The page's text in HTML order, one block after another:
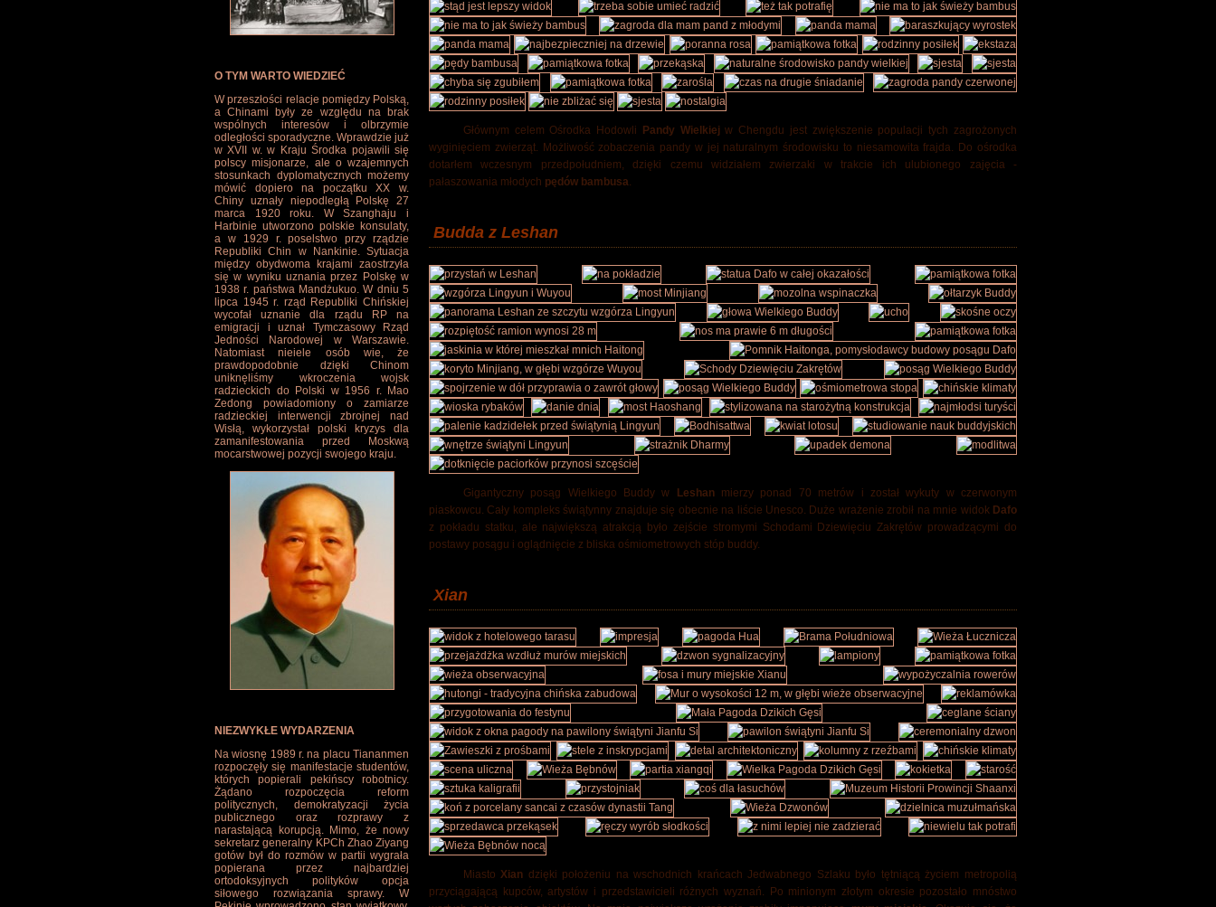
O TYM WARTO WIEDZIEĆ
W przeszłości relacje pomiędzy Polską,
a Chinami były ze względu na brak
wspólnych interesów i olbrzymie
odległości sporadyczne. Wprawdzie już
w XVII w. w Kraju Środka pojawili się
polscy misjonarze, ale o wzajemnych
stosunkach dyplomatycznych możemy
mówić dopiero na początku XX w.
Chiny uznały niepodległą Polskę 27
marca 1920 roku. W Szanghaju i
Harbinie utworzono polskie konsulaty,
a w 1929 r. poselstwo przy rządzie
Republiki Chin w Nankinie. Sytuacja
między obydwoma krajami zaostrzyła
się w wyniku uznania przez Polskę w
1938 r. państwa Mandżukuo. W dniu 5
lipca 1945 r. rząd Republiki Chińskiej
wycofał uznanie dla rządu RP na
emigracji i uznał Tymczasowy Rząd
Jedności Narodowej w Warszawie.
Natomiast nieiele osób wie, że
prawdopodobnie dzięki Chinom
uniknęliśmy wkroczenia wojsk
radzieckich do Polski w 1956 r. Mao
Zedong powiadomiony o zamiarze
radzieckiej interwencji zbrojnej nad
Wisłą, wykorzystał polski kryzys dla
zamanifestowania przed Moskwą
mocarstwowej pozycji swojego kraju.
NIEZWYKŁE WYDARZENIA
Na wiosnę 1989 r. na placu Tiananmen
rozpoczęły się manifestacje studentów,
których popierali pekińscy robotnicy.
Żądano rozpoczęcia reform
politycznych, demokratyzacji życia
publicznego oraz rozprawy z
narastającą korupcją. Mimo, że nowy
sekretarz generalny KPCh Zhao Ziyang
gotów był do rozmów w partii wygrała
popierana przez najbardziej
ortodoksyjnych polityków opcja
siłowego rozwiązania sprawy. W
Głównym celem Ośrodka Hodowli Pandy Wielkiej w Chengdu jest zwiększenie populacji tych zagrożonych
wyginięciem zwierząt. Możliwość zobaczenia pandy w jej naturalnym środowisku to niesamowita frajda. Do ośrodka
dotarłem wczesnym przedpołudniem, dzięki czemu widziałem zwierzaki w trakcie ich ulubionego zajęcia -
pałaszowania młodych pędów bambusa.
Budda z Leshan
Gigantyczny posąg Wielkiego Buddy w Leshanmierzy ponad 70 metrów i został wykuty w czerwonym
piaskowcu. Cały kompleks świątynny znajduje się obecnie na liście Unesco. Duże wrażenie zrobił na mnie widok Dafo
z pokładu statku, ale największą atrakcją było zejście stromymi Schodami Dziewięciu Zakrętów prowadzącymi do
postawy posągu i oglądnięcie z bliska ośmiometrowych stóp buddy.
Xian
MiastoXian dzięki położeniu na wschodnich krańcach Jedwabnego Szlaku było tętniącą życiem metropolią
przyciągającą kupców, artystów i przedstawicieli różnych wyznań. Po minionym złotym okresie pozostało mnóstwo